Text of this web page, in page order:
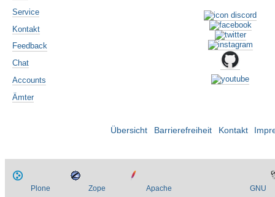
Service
Kontakt
Feedback
Chat
Accounts
Ämter
Übersicht Barrierefreiheit Kontakt
Plone Zope Apache GNU